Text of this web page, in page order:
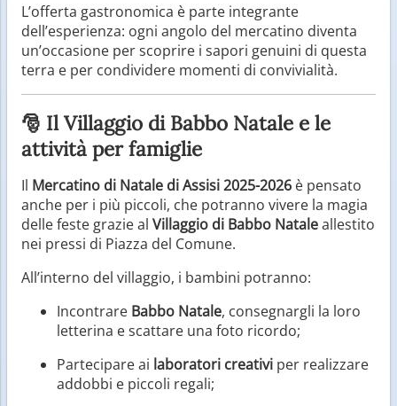
L’offerta gastronomica è parte integrante
dell’esperienza: ogni angolo del mercatino diventa
un’occasione per scoprire i sapori genuini di questa
terra e per condividere momenti di convivialità.
🎅 Il Villaggio di Babbo Natale e le
attività per famiglie
Il Mercatino di Natale di Assisi 2025-2026 è pensato
anche per i più piccoli, che potranno vivere la magia
delle feste grazie al Villaggio di Babbo Nataleallestito
nei pressi di Piazza del Comune.
All’interno del villaggio, i bambini potranno:
Incontrare Babbo Natale, consegnargli la loro
letterina e scattare una foto ricordo;
Partecipare ai laboratori creativi per realizzare
addobbi e piccoli regali;